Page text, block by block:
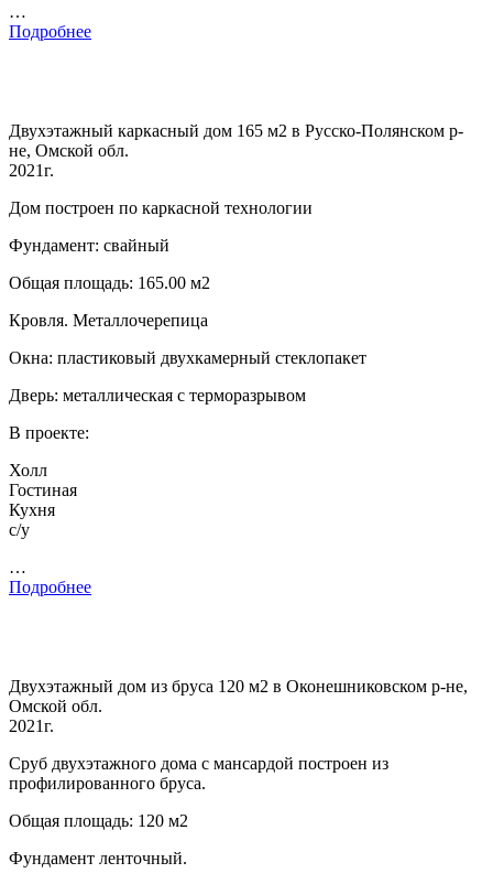
…
Подробнее
Двухэтажный каркасный дом 165 м2 в Русско-Полянском р-
не, Омской обл.
2021г.
Дом построен по каркасной технологии
Фундамент: свайный
Общая площадь: 165.00 м2
Кровля. Металлочерепица
Окна: пластиковый двухкамерный стеклопакет
Дверь: металлическая с терморазрывом
В проекте:
Холл
Гостиная
Кухня
с/у
…
Подробнее
Двухэтажный дом из бруса 120 м2 в Оконешниковском р-не,
Омской обл.
2021г.
Сруб двухэтажного дома с мансардой построен из
профилированного бруса.
Общая площадь: 120 м2
Фундамент ленточный.